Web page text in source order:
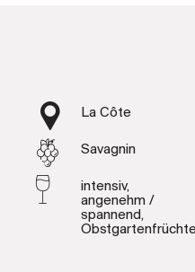
La Côte
Savagnin
intensiv,
angenehm /
spannend,